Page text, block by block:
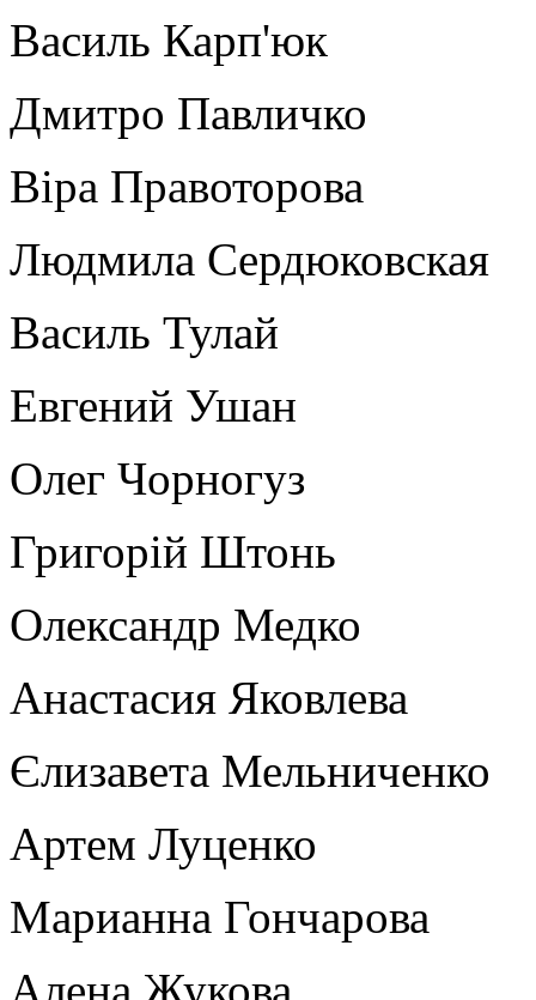
Василь Карп'юк
Дмитро Павличко
Віра Правоторова
Людмила Сердюковская
Василь Тулай
Евгений Ушан
Олег Чорногуз
Григорій Штонь
Олександр Медко
Анастасия Яковлева
Єлизавета Мельниченко
Артем Луценко
Марианна Гончарова
Алена Жукова